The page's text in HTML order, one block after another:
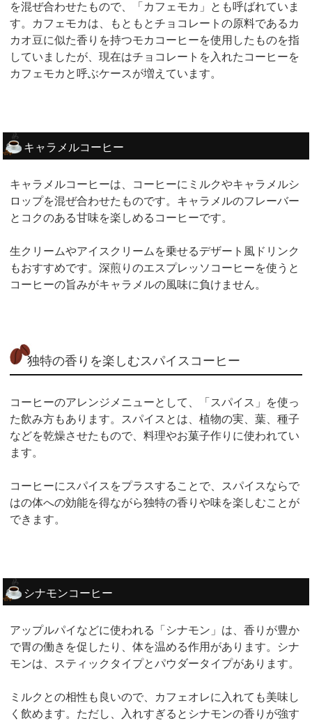
を混ぜ合わせたもので、「カフェモカ」とも呼ばれていま
す。カフェモカは、もともとチョコレートの原料であるカ
カオ豆に似た香りを持つモカコーヒーを使用したものを指
していましたが、現在はチョコレートを入れたコーヒーを
カフェモカと呼ぶケースが増えています。
キャラメルコーヒー
キャラメルコーヒーは、コーヒーにミルクやキャラメルシ
ロップを混ぜ合わせたものです。キャラメルのフレーバー
とコクのある甘味を楽しめるコーヒーです。
生クリームやアイスクリームを乗せるデザート風ドリンク
もおすすめです。深煎りのエスプレッソコーヒーを使うと
コーヒーの旨みがキャラメルの風味に負けません。
独特の香りを楽しむスパイスコーヒー
コーヒーのアレンジメニューとして、「スパイス」を使っ
た飲み方もあります。スパイスとは、植物の実、葉、種子
などを乾燥させたもので、料理やお菓子作りに使われてい
ます。
コーヒーにスパイスをプラスすることで、スパイスならで
はの体への効能を得ながら独特の香りや味を楽しむことが
できます。
シナモンコーヒー
アップルパイなどに使われる「シナモン」は、香りが豊か
で胃の働きを促したり、体を温める作用があります。シナ
モンは、スティックタイプとパウダータイプがあります。
ミルクとの相性も良いので、カフェオレに入れても美味し
く飲めます。ただし、入れすぎるとシナモンの香りが強す